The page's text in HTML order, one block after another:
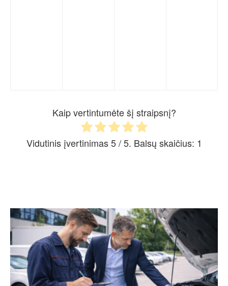
Kaip vertintumėte šį straipsnį?
Vidutinis įvertinimas5/ 5. Balsų skaičius: 1